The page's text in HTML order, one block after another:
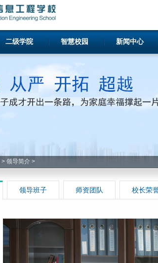
二级学院 智慧校园 新闻中心
> 领导简介>
领导班子 师资团队 校长荣